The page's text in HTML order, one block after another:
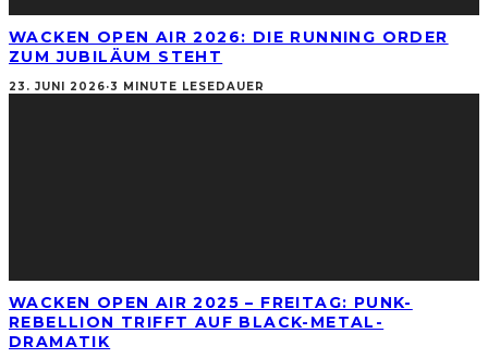
WACKEN OPEN AIR 2026: DIE RUNNING ORDER
ZUM JUBILÄUM STEHT
23. JUNI 2026·3 MINUTE LESEDAUER
WACKEN OPEN AIR 2025 – FREITAG: PUNK-
REBELLION TRIFFT AUF BLACK-METAL-
DRAMATIK